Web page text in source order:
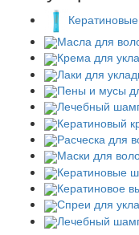
Масла для
Крема для
Лаки для
Пены и мусы
Лечебный
Кератиновый
Расческа для
Маски для
Кератиновые
Кератиновое
Спреи для
Лечебный